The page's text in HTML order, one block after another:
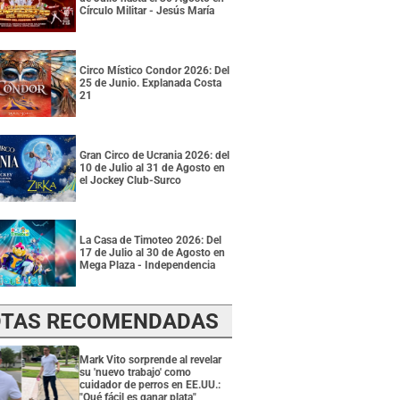
Círculo Militar - Jesús María
Circo Místico Condor 2026: Del
25 de Junio. Explanada Costa
21
Gran Circo de Ucrania 2026: del
10 de Julio al 31 de Agosto en
el Jockey Club-Surco
La Casa de Timoteo 2026: Del
17 de Julio al 30 de Agosto en
Mega Plaza - Independencia
RECOMENDADAS
Mark Vito sorprende al revelar
su 'nuevo trabajo' como
cuidador de perros en EE.UU.:
"Qué fácil es ganar plata"